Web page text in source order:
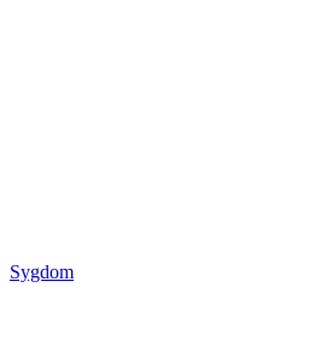
Sygdom